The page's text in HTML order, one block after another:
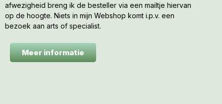
afwezigheid breng ik de besteller via een mailtje hiervan
op de hoogte. Niets in mijn Webshop komt i.p.v. een
bezoek aan arts of specialist.
Meer informatie